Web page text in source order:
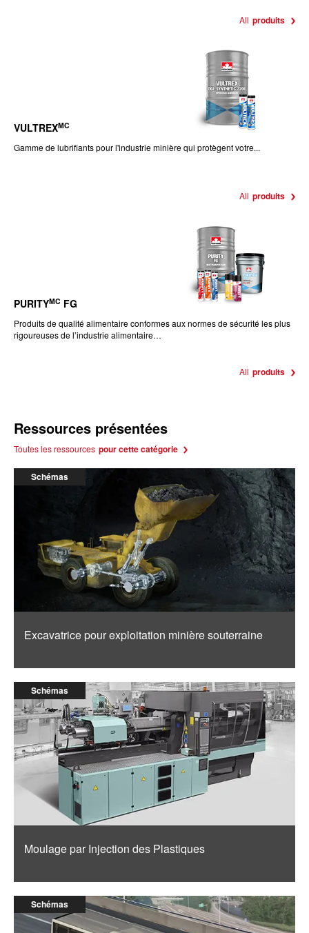
All produits
VULTREXMC
Gamme de lubrifiants pour l'industrie minière qui protègent votre...
All produits
PURITYMC FG
Produits de qualité alimentaire conformes aux normes de sécurité les plus
rigoureuses de l’industrie alimentaire…
All produits
Ressources présentées
Toutes les ressources pour cette catégorie
Schémas
Excavatrice pour exploitation minière souterraine
Schémas
Moulage par Injection des Plastiques
Schémas